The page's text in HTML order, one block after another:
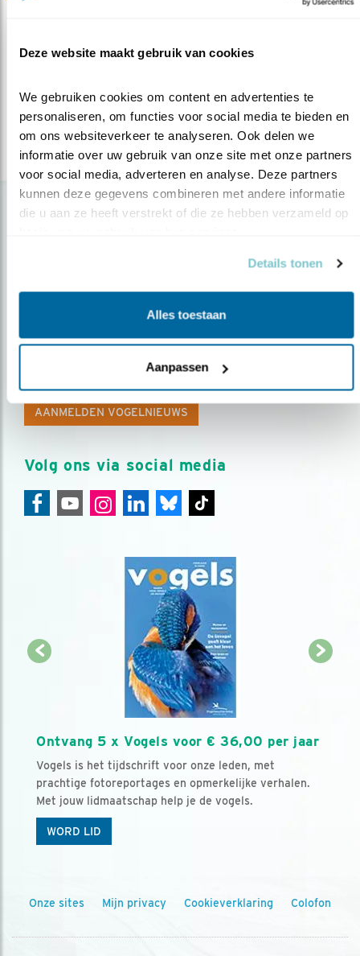
Deze website maakt gebruik van cookies
We gebruiken cookies om content en advertenties te
personaliseren, om functies voor social media te bieden en
om ons websiteverkeer te analyseren. Ook delen we
informatie over uw gebruik van onze site met onze partners
voor social media, adverteren en analyse. Deze partners
kunnen deze gegevens combineren met andere informatie
die u aan ze heeft verstrekt of die ze hebben verzameld op
Details tonen
Alles toestaan
Aanpassen
Gouden Leeuwerik voor Peter Harry Mulder
voor akkervogelbescherming.
lees meer
Op de hoogte blijven?
Meld je aan en ontvang nieuws, inspiratie, acties en tips
AANMELDEN VOGELNIEUWS
Volg ons via social media
Ontvang 5 x Vogels voor € 36,00 per jaar
Vogels is het tijdschrift voor onze leden, met
prachtige fotoreportages en opmerkelijke verhalen.
Met jouw lidmaatschap help je de vogels.
WORD LID
Onze sites Mijn privacy Cookieverklaring Colofon